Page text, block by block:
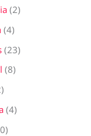
(2)
(4)
(23)
(8)
(4)